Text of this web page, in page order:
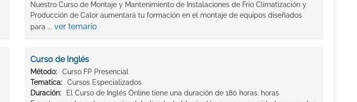
Nuestro Curso de Montaje y Mantenimiento de Instalaciones de Frio Climatización y
Producción de Calor aumentará tu formación en el montaje de equipos diseñados
para ... ver temario
Curso de Inglés
Método:
Curso FP Presencial
Tematica:
Cursos Especializados
Duración:
El Curso de Inglés Online tiene una duración de 180 horas. horas